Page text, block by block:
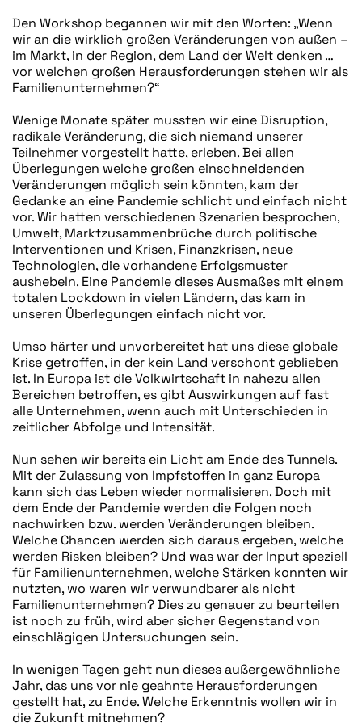
Den Workshop begannen wir mit den Worten: „Wenn
wir an die wirklich großen Veränderungen von außen –
im Markt, in der Region, dem Land der Welt denken …
vor welchen großen Herausforderungen stehen wir als
Familienunternehmen?“
Wenige Monate später mussten wir eine Disruption,
radikale Veränderung, die sich niemand unserer
Teilnehmer vorgestellt hatte, erleben. Bei allen
Überlegungen welche großen einschneidenden
Veränderungen möglich sein könnten, kam der
Gedanke an eine Pandemie schlicht und einfach nicht
vor. Wir hatten verschiedenen Szenarien besprochen,
Umwelt, Marktzusammenbrüche durch politische
Interventionen und Krisen, Finanzkrisen, neue
Technologien, die vorhandene Erfolgsmuster
aushebeln. Eine Pandemie dieses Ausmaßes mit einem
totalen Lockdown in vielen Ländern, das kam in
unseren Überlegungen einfach nicht vor.
Umso härter und unvorbereitet hat uns diese globale
Krise getroffen, in der kein Land verschont geblieben
ist. In Europa ist die Volkwirtschaft in nahezu allen
Bereichen betroffen, es gibt Auswirkungen auf fast
alle Unternehmen, wenn auch mit Unterschieden in
zeitlicher Abfolge und Intensität.
Nun sehen wir bereits ein Licht am Ende des Tunnels.
Mit der Zulassung von Impfstoffen in ganz Europa
kann sich das Leben wieder normalisieren. Doch mit
dem Ende der Pandemie werden die Folgen noch
nachwirken bzw. werden Veränderungen bleiben.
Welche Chancen werden sich daraus ergeben, welche
werden Risken bleiben? Und was war der Input speziell
für Familienunternehmen, welche Stärken konnten wir
nutzten, wo waren wir verwundbarer als nicht
Familienunternehmen? Dies zu genauer zu beurteilen
ist noch zu früh, wird aber sicher Gegenstand von
einschlägigen Untersuchungen sein.
In wenigen Tagen geht nun dieses außergewöhnliche
Jahr, das uns vor nie geahnte Herausforderungen
gestellt hat, zu Ende. Welche Erkenntnis wollen wir in
die Zukunft mitnehmen?